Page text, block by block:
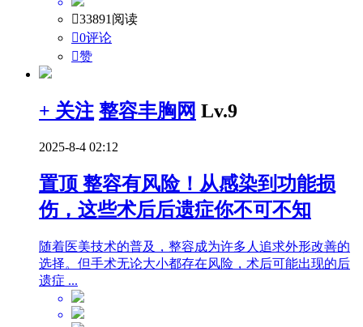
33891阅读
0评论
赞
+ 关注 整容丰胸网 Lv.9
2025-8-4 02:12
置顶 整容有风险！从感染到功能损
伤，这些术后后遗症你不可不知
随着医美技术的普及，整容成为许多人追求外形改善的
选择。但手术无论大小都存在风险，术后可能出现的后
遗症 ...